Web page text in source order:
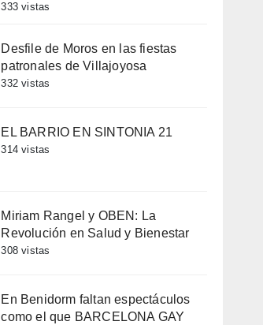
333 vistas
Desfile de Moros en las fiestas
patronales de Villajoyosa
332 vistas
EL BARRIO EN SINTONIA 21
314 vistas
Miriam Rangel y OBEN: La
Revolución en Salud y Bienestar
308 vistas
En Benidorm faltan espectáculos
como el que BARCELONA GAY